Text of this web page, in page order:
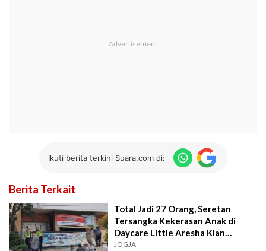
Ikuti berita terkini Suara.com di:
Berita Terkait
Total Jadi 27 Orang, Seretan
Tersangka Kekerasan Anak di
Daycare Little Aresha Kian
Panjang
JOGJA